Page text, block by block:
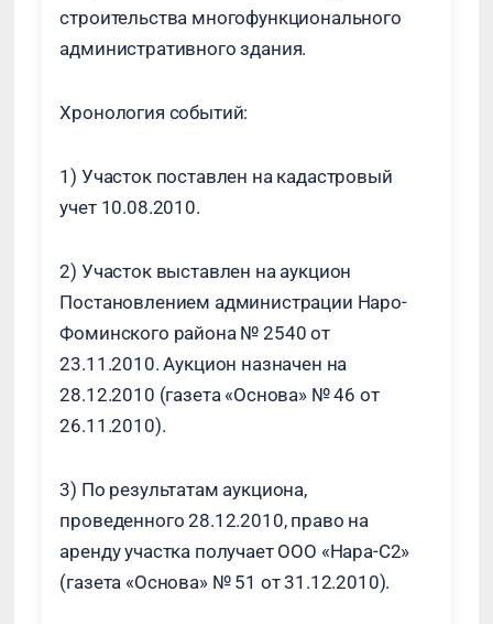
строительства многофункционального
административного здания.
Хронология событий:
1) Участок поставлен на кадастровый
учет 10.08.2010.
2) Участок выставлен на аукцион
Постановлением администрации Наро-
Фоминского района № 2540 от
23.11.2010. Аукцион назначен на
28.12.2010 (газета «Основа» № 46 от
26.11.2010).
3) По результатам аукциона,
проведенного 28.12.2010, право на
аренду участка получает ООО «Нара-С2»
(газета «Основа» № 51 от 31.12.2010).